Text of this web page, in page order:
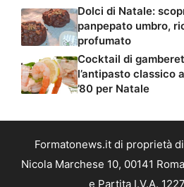
Dolci di Natale:
panpepato umbro,
profumato
Cocktail di
l’antipasto classico
’80 per Natale
Formatonews.it di proprietà
Nicola Marchese 10, 00141
e Partita I.V.A.